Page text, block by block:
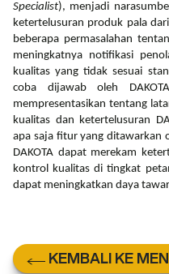
Specialist), menjadi
ketertelusuran produk pala dari
beberapa permasalahan
meningkatnya notifikasi
kualitas yang tidak sesuai
coba dijawab oleh
mempresentasikan tentang
kualitas dan ketertelusuran
apa saja fitur yang ditawarkan
DAKOTA dapat merekam
kontrol kualitas di tingkat
dapat meningkatkan daya
KEMBALI KE